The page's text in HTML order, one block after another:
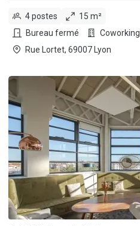
4 postes
15 m²
Bureau fermé
Coworking
Rue Lortet, 69007 Lyon